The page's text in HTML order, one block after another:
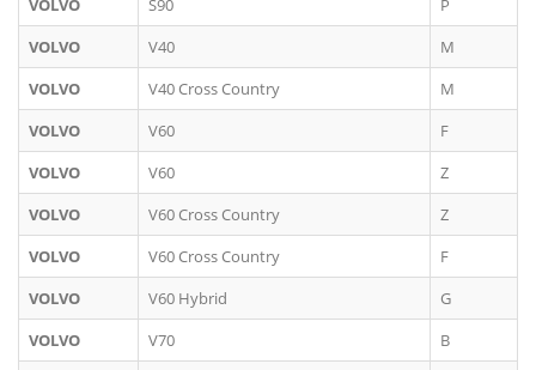
VOLVO S90
P
VOLVO
V40
M
VOLVO
V40 Cross Country
M
VOLVO
V60
F
VOLVO
V60
Z
VOLVO
V60 Cross Country
Z
VOLVO
V60 Cross Country
F
VOLVO
V60 Hybrid
G
VOLVO
V70
B